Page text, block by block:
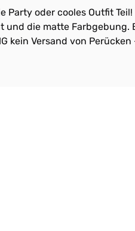
Party oder cooles Outfit
und die matte Farbgebung.
kein Versand von